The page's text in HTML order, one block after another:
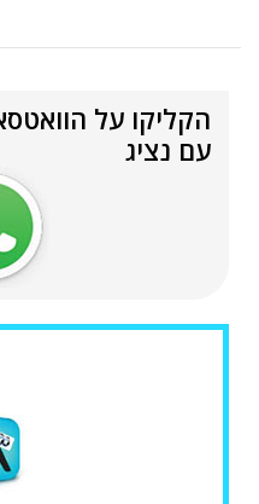
הקליקו על
עם נציג